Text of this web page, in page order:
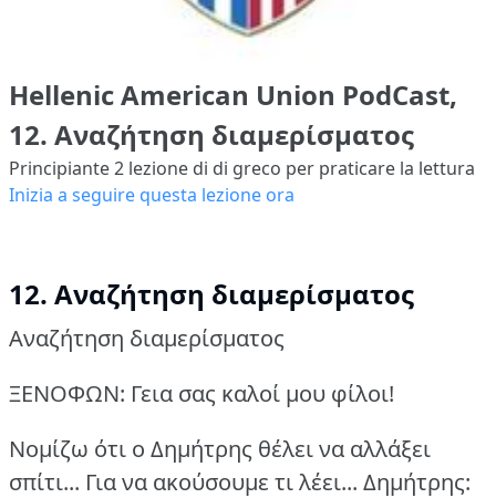
Hellenic American Union PodCast,
12. Αναζήτηση διαμερίσματος
Principiante 2 lezione di di greco per praticare la lettura
Inizia a seguire questa lezione ora
12. Αναζήτηση διαμερίσματος
Αναζήτηση διαμερίσματος
ΞΕΝΟΦΩΝ: Γεια σας καλοί μου φίλοι!
Νομίζω ότι ο Δημήτρης θέλει να αλλάξει
σπίτι... Για να ακούσουμε τι λέει... Δημήτρης: